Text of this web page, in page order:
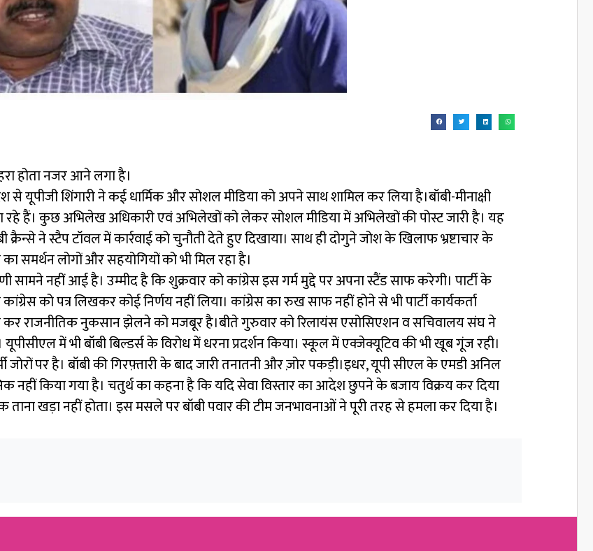
होता नजर आने लगा है।
शिंगारी ने कई धार्मिक और सोशल मीडिया को अपने साथ शामिल कर लिया है।बॉबी-मीनाक्षी
हैं। कुछ अभिलेख अधिकारी एवं अभिलेखों को लेकर सोशल मीडिया में अभिलेखों की पोस्ट जारी है। यह
ने स्टैप टॉवल में कार्रवाई को चुनौती देते हुए दिखाया। साथ ही दोगुने जोश के खिलाफ भ्रष्टाचार के
समर्थन लोगों और सहयोगियों को भी मिल रहा है।
नहीं आई है। उम्मीद है कि शुक्रवार को कांग्रेस इस गर्म मुद्दे पर अपना स्टैंड साफ करेगी। पार्टी के
को पत्र लिखकर कोई निर्णय नहीं लिया। कांग्रेस का रुख साफ नहीं होने से भी पार्टी कार्यकर्ता
राजनीतिक नुकसान झेलने को मजबूर है।बीते गुरुवार को रिलायंस एसोसिएशन व सचिवालय संघ ने
में भी बॉबी बिल्डर्स के विरोध में धरना प्रदर्शन किया। स्कूल में एक्जेक्यूटिव की भी खूब गूंज रही।
पर है। बॉबी की गिरफ़्तारी के बाद जारी तनातनी और ज़ोर पकड़ी।इधर, यूपी सीएल के एमडी अनिल
नहीं किया गया है। चतुर्थ का कहना है कि यदि सेवा विस्तार का आदेश छुपने के बजाय विक्रय कर दिया
खड़ा नहीं होता। इस मसले पर बॉबी पवार की टीम जनभावनाओं ने पूरी तरह से हमला कर दिया है।